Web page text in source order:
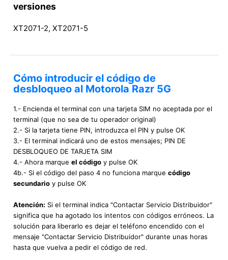
versiones
XT2071-2, XT2071-5
Cómo introducir el código de
desbloqueo al Motorola Razr 5G
1.- Encienda el terminal con una tarjeta SIM no aceptada por el
terminal (que no sea de tu operador original)
2.- Si la tarjeta tiene PIN, introduzca el PIN y pulse OK
3.- El terminal indicará uno de estos mensajes; PIN DE
DESBLOQUEO DE TARJETA SIM
4.- Ahora marque el código y pulse OK
4b.- Si el código del paso 4 no funciona marque código
secundario y pulse OK
Atención: Si el terminal indica "Contactar Servicio Distribuidor"
significa que ha agotado los intentos con códigos erróneos. La
solución para liberarlo es dejar el teléfono encendido con el
mensaje "Contactar Servicio Distribuidor" durante unas horas
hasta que vuelva a pedir el código de red.